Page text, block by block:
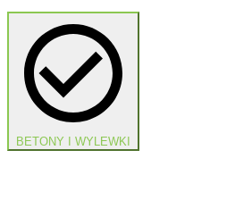
BETONY I WYLEWKI